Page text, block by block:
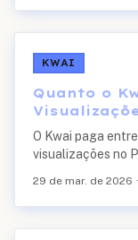
KWAI
Quanto o
O Kwai paga
visualizações no
29 de mar. de 2026 ·